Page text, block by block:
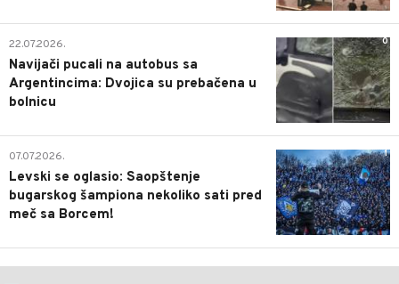
0
22.07.2026.
Navijači pucali na autobus sa
Argentincima: Dvojica su prebačena u
bolnicu
1
07.07.2026.
Levski se oglasio: Saopštenje
bugarskog šampiona nekoliko sati pred
meč sa Borcem!